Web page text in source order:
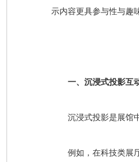
示内容更具参与性与趣
一、沉浸式投影互
沉浸式投影是展馆
例如，在科技类展